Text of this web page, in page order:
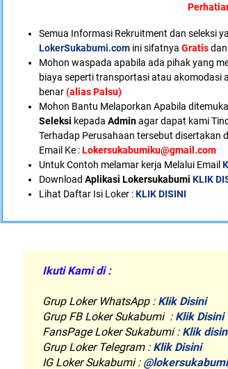
Semua Informasi Rekruitment dan seleksi
LokerSukabumi.com ini sifatnya Gratisdan
Mohon waspada apabila ada pihak yang
biaya seperti transportasi atau akomodasi
benar(alias Palsu)
Mohon Bantu Melaporkan Apabila
Seleksi kepada Adminagar dapat kami
Terhadap Perusahaan tersebut disertakan
Email Ke :Lokersukabumiku@gmail.com
Untuk Contoh melamar kerja Melalui Email
Download Aplikasi Lokersukabumi KLIK
Lihat Daftar Isi Loker :KLIK DISINI
Ikuti Kami di :
Grup Loker WhatsApp : Klik Disini
Grup FB Loker Sukabumi : Klik Disini
FansPage Loker Sukabumi : Klik
Grup Loker Telegram : Klik Disini
IG Loker Sukabumi :